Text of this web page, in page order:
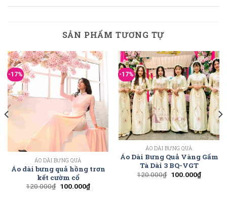
SẢN PHẨM TƯƠNG TỰ
-17%
ÁO DÀI BƯNG QUẢ
Áo dài bưng quả hồng trơn
kết cườm cổ
120.000₫ 100.000₫
-17%
ÁO DÀI BƯNG QUẢ
Áo Dài Bưng Quả Vàng Gấm
Tà Dài 3 BQ-VGT
120.000₫ 100.000₫